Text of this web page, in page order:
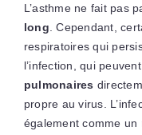
L’asthme ne fait pas
long. Cependant,
respiratoires qui
l’infection, qui
pulmonaires
propre au virus.
également comme un